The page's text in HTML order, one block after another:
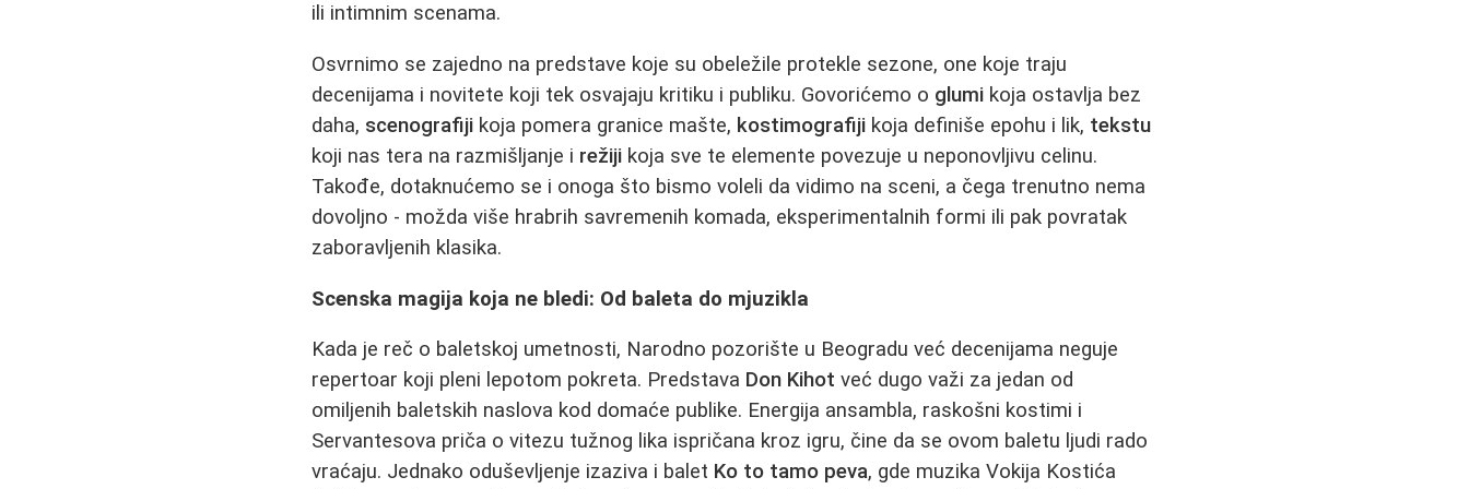
ili intimnim scenama.
Osvrnimo se zajedno na predstave koje su obeležile protekle sezone, one koje traju
decenijama i novitete koji tek osvajaju kritiku i publiku. Govorićemo o glumi koja ostavlja bez
daha, scenografiji koja pomera granice mašte, kostimografiji koja definiše epohu i lik, tekstu
koji nas tera na razmišljanje i režiji koja sve te elemente povezuje u neponovljivu celinu.
Takođe, dotaknućemo se i onoga što bismo voleli da vidimo na sceni, a čega trenutno nema
dovoljno - možda više hrabrih savremenih komada, eksperimentalnih formi ili pak povratak
zaboravljenih klasika.
Scenska magija koja ne bledi: Od baleta do mjuzikla
Kada je reč o baletskoj umetnosti, Narodno pozorište u Beogradu već decenijama neguje
repertoar koji pleni lepotom pokreta. Predstava Don Kihot već dugo važi za jedan od
omiljenih baletskih naslova kod domaće publike. Energija ansambla, raskošni kostimi i
Servantesova priča o vitezu tužnog lika ispričana kroz igru, čine da se ovom baletu ljudi rado
vraćaju. Jednako oduševljenje izaziva i balet Ko to tamo peva, gde muzika Vokija Kostića